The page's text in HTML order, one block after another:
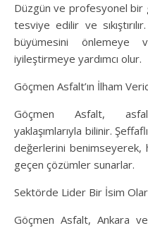
Düzgün ve profesyonel bir
tesviye edilir ve
büyümesini önlemeye
iyileştirmeye yardımcı olur.
Göçmen Asfalt’ın İlham
Göçmen Asfalt,
yaklaşımlarıyla bilinir.
değerlerini benimseyerek,
geçen çözümler sunarlar.
Sektörde Lider Bir İsim
Göçmen Asfalt, Ankara